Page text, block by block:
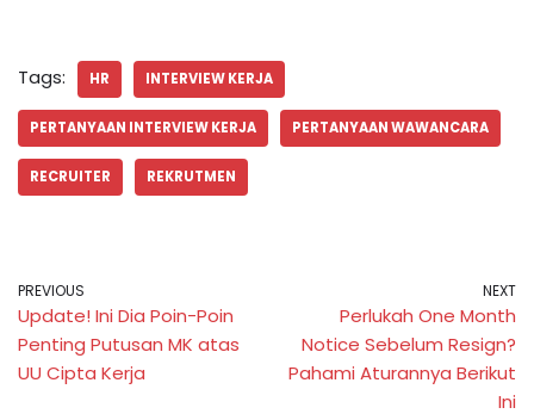
Tags: HR INTERVIEW KERJA
PERTANYAAN INTERVIEW KERJA PERTANYAAN WAWANCARA
RECRUITER REKRUTMEN
PREVIOUS
Update! Ini Dia Poin-Poin
Penting Putusan MK atas
UU Cipta Kerja
NEXT
Perlukah One Month
Notice Sebelum Resign?
Pahami Aturannya Berikut
Ini